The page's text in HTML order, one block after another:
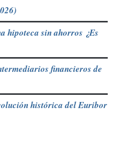
hipoteca sin ahorros ¿Es
financieros de
histórica del Euribor